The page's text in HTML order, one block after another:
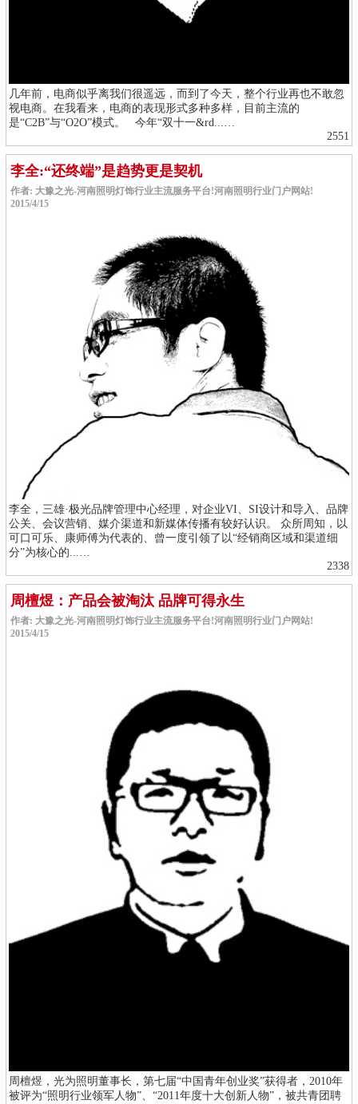
几年前，电商似乎离我们很遥远，而到了今天，整个行业再也不敢忽
视电商。在我看来，电商的表现形式多种多样，目前主流的
是“C2B”与“O2O”模式。 今年“双十一&rd...…
2551
李全:“还终端”是趋势更是契机
作者: 大豫之光-河南照明灯饰行业主流服务平台!河南照明行业门户网站!
2015/4/15
李全，三雄·极光品牌管理中心经理，对企业VI、SI设计和导入、品牌
公关、会议营销、媒介渠道和新媒体传播有较好认识。 众所周知，以
可口可乐、康师傅为代表的、曾一度引领了以“经销商区域和渠道细
分”为核心的...…
2338
周檀煜：产品会被淘汰 品牌可得永生
作者: 大豫之光-河南照明灯饰行业主流服务平台!河南照明行业门户网站!
2015/4/15
周檀煜，光为照明董事长，第七届“中国青年创业奖”获得者，2010年
被评为“照明行业领军人物”、“2011年度十大创新人物”，被共青团聘